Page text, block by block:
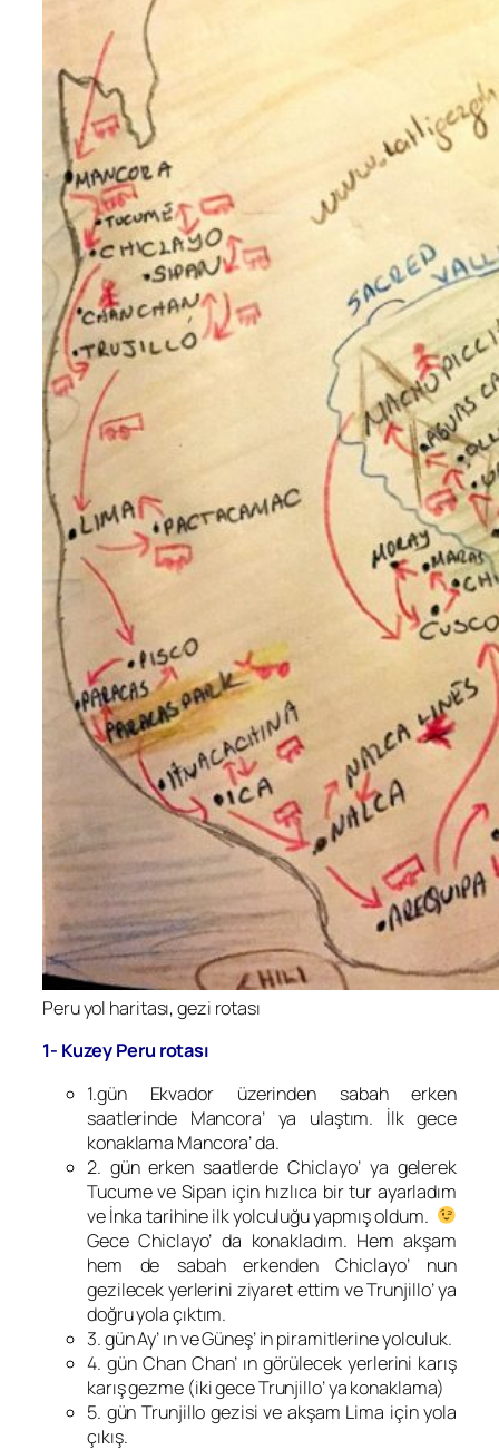
Peru yol haritası, gezi rotası
1- Kuzey Peru rotası
1.gün Ekvador üzerinden sabah erken
saatlerinde Mancora’ ya ulaştım. İlk gece
konaklama Mancora’ da.
2. gün erken saatlerde Chiclayo’ ya gelerek
Tucume ve Sipan için hızlıca bir tur ayarladım
ve İnka tarihine ilk yolculuğu yapmış oldum.
Gece Chiclayo’ da konakladım. Hem akşam
hem de sabah erkenden Chiclayo’ nun
gezilecek yerlerini ziyaret ettim ve Trunjillo’ ya
doğru yola çıktım.
3. gün Ay’ ın ve Güneş’ in piramitlerine yolculuk.
4. gün Chan Chan’ ın görülecek yerlerini karış
karış gezme (iki gece Trunjillo’ ya konaklama)
5. gün Trunjillo gezisi ve akşam Lima için yola
çıkış.